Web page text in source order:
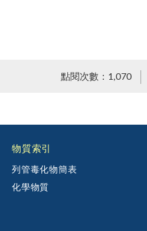
點閱次數：1,070
物質索引
列管毒化物簡表
化學物質